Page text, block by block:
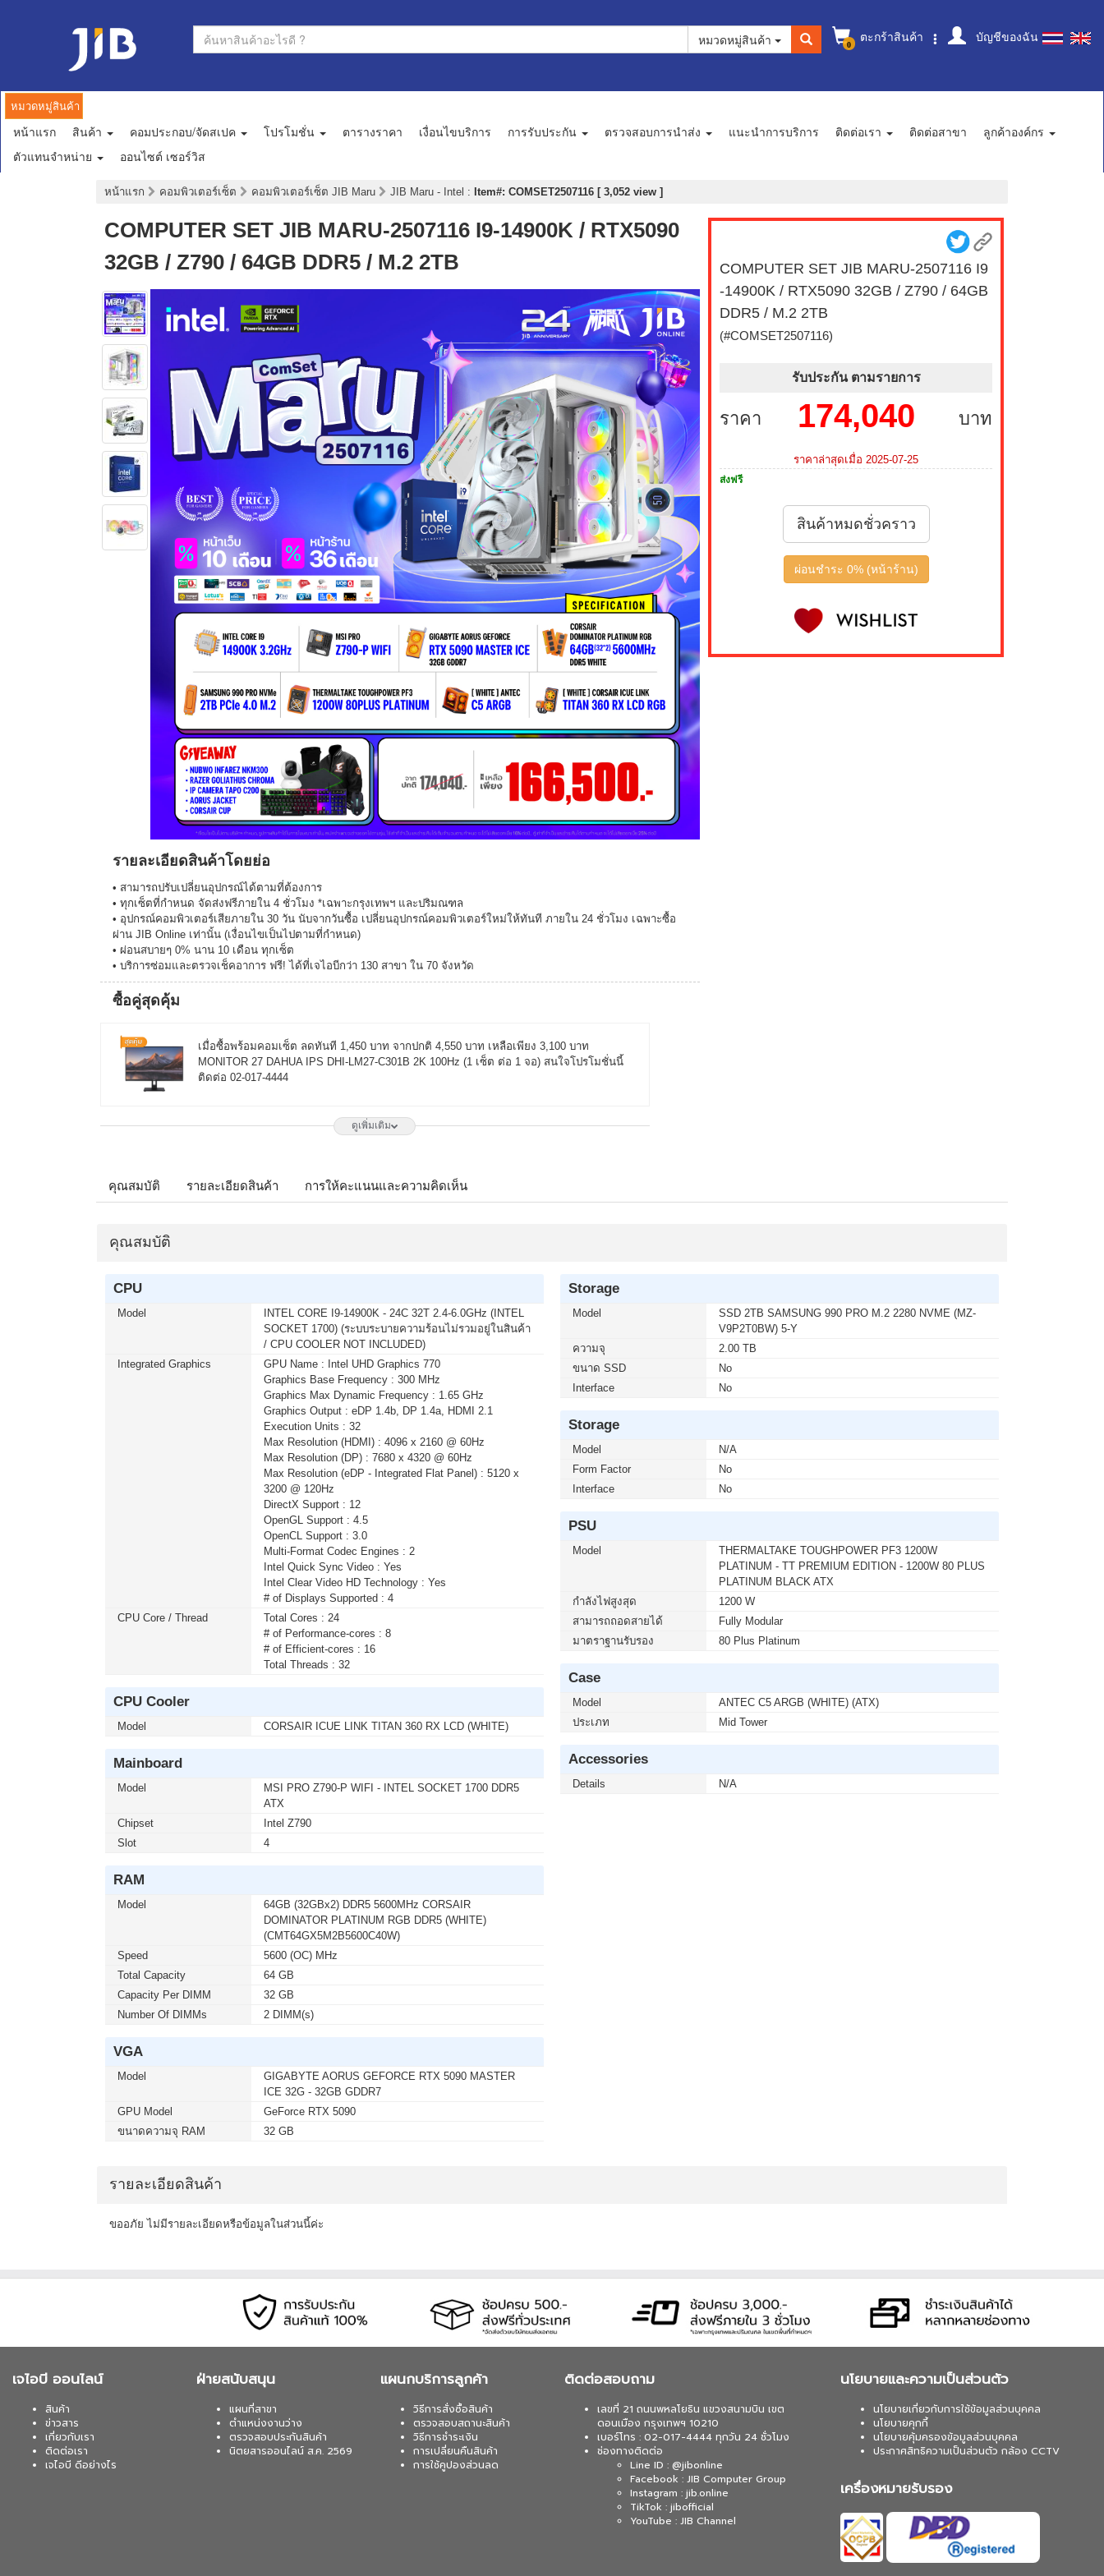
0 ตะกร้าสินค้า บัญชีของฉัน
หมวดหมู่สินค้า
หมวดหมู่สินค้า
หน้าแรก สินค้า คอมประกอบ/จัดสเปค โปรโมชั่น ตารางราคา เงื่อนไขบริการ การรับประกัน ตรวจสอบการนำส่ง แนะนำการบริการ ติดต่อเรา ติดต่อสาขา
ลูกค้าองค์กร
ตัวแทนจำหน่าย
ออนไซต์ เซอร์วิส
หน้าแรก คอมพิวเตอร์เซ็ต คอมพิวเตอร์เซ็ต JIB Maru JIB Maru - Intel : Item#: COMSET2507116 [ 3,052 view ]
COMPUTER SET JIB MARU-2507116 I9-14900K / RTX5090
32GB / Z790 / 64GB DDR5 / M.2 2TB
รายละเอียดสินค้าโดยย่อ
• สามารถปรับเปลี่ยนอุปกรณ์ได้ตามที่ต้องการ
• ทุกเซ็ตที่กำหนด จัดส่งฟรีภายใน 4 ชั่วโมง *เฉพาะกรุงเทพฯ และปริมณฑล
• อุปกรณ์คอมพิวเตอร์เสียภายใน 30 วัน นับจากวันซื้อ เปลี่ยนอุปกรณ์คอมพิวเตอร์ใหม่ให้ทันที ภายใน 24 ชั่วโมง เฉพาะซื้อ
ผ่าน JIB Online เท่านั้น (เงื่อนไขเป็นไปตามที่กำหนด)
• ผ่อนสบายๆ 0% นาน 10 เดือน ทุกเซ็ต
• บริการซ่อมและตรวจเช็คอาการ ฟรี! ได้ที่เจไอบีกว่า 130 สาขา ใน 70 จังหวัด
ซื้อคู่สุดคุ้ม
เมื่อซื้อพร้อมคอมเซ็ต ลดทันที 1,450 บาท จากปกติ 4,550 บาท เหลือเพียง 3,100 บาท
MONITOR 27 DAHUA IPS DHI-LM27-C301B 2K 100Hz (1 เซ็ต ต่อ 1 จอ) สนใจโปรโมชั่นนี้
ติดต่อ 02-017-4444
เมื่อซื้อพร้อมคอมเซ็ต ลดทันที 1,750 บาท จากปกติ 6,650 บาท เหลือเพียง 4,900 บาท
บริการ Onsite Service ติดตั้งคอมพิวเตอร์ถึงบ้านคุณ เมื่อซื้อพร้อมคอมเซ็ต ลดทันที 200 บาท
จากปกติ 1,000 บาท เหลือเพียง 800 บาท (เฉพาะกรุงเทพฯ และปริมณฑล) สนใจโปรโมชั่นนี้
ติดต่อ 02-017-4444
เมื่อซื้อพร้อมคอมเซ็ต ลดทันที 790 บาท จากปกติ 3,590 บาท เหลือเพียง 2,800 บาท
MONITOR 27 MSI IPS PRO MP273L E14 144Hz FREESYNC (1 เซ็ต ต่อ 1 จอ) สนใจโปร
โมชั่นนี้ ติดต่อ 02-017-4444
เมื่อซื้อพร้อมคอมเซ็ต ลดทันที 1,050 บาท จากปกติ 3,950 บาท เหลือเพียง 2,900 บาท
MONITOR 24.5 GIGABYTE IPS GS25F2A SPEAKERS 240Hz (1 เซ็ต ต่อ 1 จอ) สนใจโปร
โมชั่นนี้ ติดต่อ 02-017-4444
เมื่อซื้อพร้อมคอมเซ็ต ลดทันที 4,000 บาท จากปกติ 9,900 บาท เหลือเพียง 5,900 บาท
MONITOR 32 SAMSUNG IPS G5 G50F LS32FG502EEXXT 2K 180Hz G-SYNC-COM (1
เซ็ต ต่อ 1 จอ) สนใจโปรโมชั่นนี้ ติดต่อ 02-017-4444
เมื่อซื้อพร้อมคอมเซ็ต ลดทันที 50 บาท จากปกติ 740 บาท เหลือเพียง 690 บาท
เมื่อซื้อพร้อมคอมเซ็ต ลดทันที 400 บาท จากปกติ 4,090 บาท เหลือเพียง 3,690 บาท
MICROSOFT WINDOWS 11 HOME 64bit Eng Intl 1pk DSP OEI DVD (KW9-00632)(1 เซ็ต
ต่อ 1 อัน) สนใจโปรโมชั่นนี้ ติดต่อ 02-017-4444
เมื่อซื้อพร้อมคอมเซ็ต ลดทันที 750 บาท จากปกติ 5,990 บาท เหลือเพียง 5,240 บาท UPS
SYNDOME (ECO II-2200-LCD) 2000VA/1200WATT(1 เซ็ต ต่อ 1 อัน) สนใจโปรโมชั่นนี้
ติดต่อ 02-017-4444
เมื่อซื้อพร้อมคอมเซ็ต ลดทันที 160 บาท จากปกติ 1,690 บาท เหลือเพียง 1,530 บาท UPS
เมื่อซื้อพร้อมคอมเซ็ต ลดทันที 430 บาท จากปกติ 2,590 บาท เหลือเพียง 2,160 บาท UPS
SYNDOME (ATOM-1000-LED) 1000VA/630WATT (1 เซ็ต ต่อ 1 อัน) สนใจโปรโมชั่นนี้ ติดต่อ
เมื่อซื้อพร้อมคอมเซ็ต ลดทันที 600 บาท จากปกติ 4,890 บาท เหลือเพียง 4,290 บาท UPS
SYNDOME (ECO II 1500 LCD) 1500VA/900WATT (1 เซ็ต ต่อ 1 อัน) สนใจโปรโมชั่นนี้ ติดต่อ
ดูเพิ่มเติม
COMPUTER SET JIB MARU-2507116 I9
-14900K / RTX5090 32GB / Z790 / 64GB
DDR5 / M.2 2TB
(#COMSET2507116)
รับประกัน ตามรายการ
ราคา บาท
174,040
ราคาล่าสุดเมื่อ 2025-07-25
ส่งฟรี
สินค้าหมดชั่วคราว
ผ่อนชำระ 0% (หน้าร้าน)
คุณสมบัติ รายละเอียดสินค้า การให้คะแนนและความคิดเห็น
คุณสมบัติ
CPU
Model
INTEL CORE I9-14900K - 24C 32T 2.4-6.0GHz (INTEL
SOCKET 1700) (ระบบระบายความร้อนไม่รวมอยู่ในสินค้า
/ CPU COOLER NOT INCLUDED)
Integrated Graphics
GPU Name : Intel UHD Graphics 770
Graphics Base Frequency : 300 MHz
Graphics Max Dynamic Frequency : 1.65 GHz
Graphics Output : eDP 1.4b, DP 1.4a, HDMI 2.1
Execution Units : 32
Max Resolution (HDMI) : 4096 x 2160 @ 60Hz
Max Resolution (DP) : 7680 x 4320 @ 60Hz
Max Resolution (eDP - Integrated Flat Panel) : 5120 x
3200 @ 120Hz
DirectX Support : 12
OpenGL Support : 4.5
OpenCL Support : 3.0
Multi-Format Codec Engines : 2
Intel Quick Sync Video : Yes
Intel Clear Video HD Technology : Yes
# of Displays Supported : 4
CPU Core / Thread
Total Cores : 24
# of Performance-cores : 8
# of Efficient-cores : 16
Total Threads : 32
CPU Cooler
Model CORSAIR ICUE LINK TITAN 360 RX LCD (WHITE)
Mainboard
Model
MSI PRO Z790-P WIFI - INTEL SOCKET 1700 DDR5
ATX
Chipset
Intel Z790
Slot
4
RAM
Model
64GB (32GBx2) DDR5 5600MHz CORSAIR
DOMINATOR PLATINUM RGB DDR5 (WHITE)
(CMT64GX5M2B5600C40W)
Speed
5600 (OC) MHz
Total Capacity
64 GB
Capacity Per DIMM
32 GB
Number Of DIMMs
2 DIMM(s)
VGA
Model
GIGABYTE AORUS GEFORCE RTX 5090 MASTER
ICE 32G - 32GB GDDR7
GPU Model
GeForce RTX 5090
ขนาดความจุ RAM
32 GB
Storage
Model
SSD 2TB SAMSUNG 990 PRO M.2 2280 NVME (MZ-
V9P2T0BW) 5-Y
ความจุ
2.00 TB
ขนาด SSD
No
Interface
No
Storage
Model
N/A
Form Factor
No
Interface
No
PSU
Model
THERMALTAKE TOUGHPOWER PF3 1200W
PLATINUM - TT PREMIUM EDITION - 1200W 80 PLUS
PLATINUM BLACK ATX
กำลังไฟสูงสุด
1200 W
สามารถถอดสายได้
Fully Modular
มาตราฐานรับรอง
80 Plus Platinum
Case
Model
ANTEC C5 ARGB (WHITE) (ATX)
ประเภท
Mid Tower
Accessories
Details N/A
รายละเอียดสินค้า
ขออภัย ไม่มีรายละเอียดหรือข้อมูลในส่วนนี้ค่ะ
เจไอบี ออนไลน์
สินค้า
ข่าวสาร
เกี่ยวกับเรา
ติดต่อเรา
เจไอบี ดีอย่างไร
ฝ่ายสนับสนุน
แผนที่สาขา
ตำแหน่งงานว่าง
ตรวจสอบประกันสินค้า
นิตยสารออนไลน์ ส.ค. 2569
แผนกบริการลูกค้า
วิธีการสั่งซื้อสินค้า
ตรวจสอบสถานะสินค้า
วิธีการชำระเงิน
การเปลี่ยนคืนสินค้า
การใช้คูปองส่วนลด
ติดต่อสอบถาม
เลขที่ 21 ถนนพหลโยธิน แขวงสนามบิน เขต
ดอนเมือง กรุงเทพฯ 10210
เบอร์โทร : 02-017-4444 ทุกวัน 24 ชั่วโมง
ช่องทางติดต่อ
Line ID : @jibonline
Facebook : JIB Computer Group
Instagram : jib.online
TikTok : jibofficial
YouTube : JIB Channel
นโยบายและความเป็นส่วนตัว
นโยบายเกี่ยวกับการใช้ข้อมูลส่วนบุคคล
นโยบายคุกกี้
นโยบายคุ้มครองข้อมูลส่วนบุคคล
ประกาศสิทธิความเป็นส่วนตัว กล้อง CCTV
เครื่องหมายรับรอง